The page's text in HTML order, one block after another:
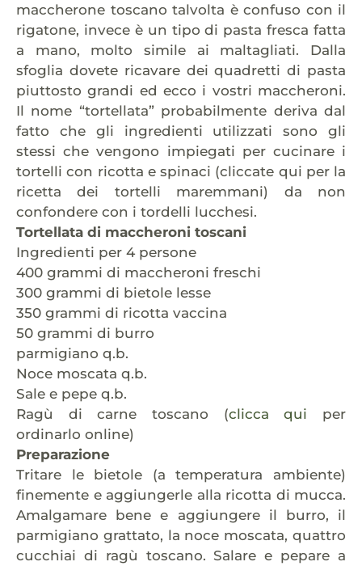
maccherone toscano talvolta è confuso con il
rigatone, invece è un tipo di pasta fresca fatta
a mano, molto simile ai maltagliati. Dalla
sfoglia dovete ricavare dei quadretti di pasta
piuttosto grandi ed ecco i vostri maccheroni.
Il nome “tortellata” probabilmente deriva dal
fatto che gli ingredienti utilizzati sono gli
stessi che vengono impiegati per cucinare i
tortelli con ricotta e spinaci (cliccate qui per la
ricetta dei tortelli maremmani) da non
confondere con i tordelli lucchesi.
Tortellata di maccheroni toscani
Ingredienti per 4 persone
400 grammi di maccheroni freschi
300 grammi di bietole lesse
350 grammi di ricotta vaccina
50 grammi di burro
parmigiano q.b.
Noce moscata q.b.
Sale e pepe q.b.
Ragù di carne toscano (clicca qui per
ordinarlo online)
Preparazione
Tritare le bietole (a temperatura ambiente)
finemente e aggiungerle alla ricotta di mucca.
Amalgamare bene e aggiungere il burro, il
parmigiano grattato, la noce moscata, quattro
cucchiai di ragù toscano. Salare e pepare a